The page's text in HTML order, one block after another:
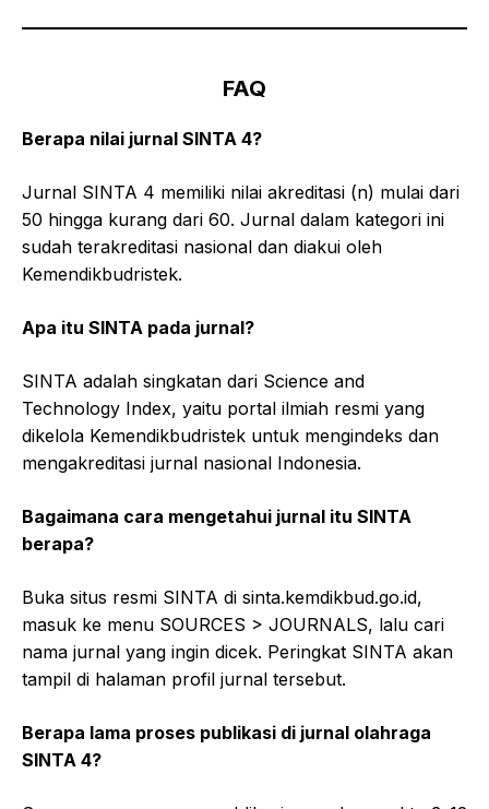
FAQ
Berapa nilai jurnal SINTA 4?
Jurnal SINTA 4 memiliki nilai akreditasi (n) mulai dari
50 hingga kurang dari 60. Jurnal dalam kategori ini
sudah terakreditasi nasional dan diakui oleh
Kemendikbudristek.
Apa itu SINTA pada jurnal?
SINTA adalah singkatan dari Science and
Technology Index, yaitu portal ilmiah resmi yang
dikelola Kemendikbudristek untuk mengindeks dan
mengakreditasi jurnal nasional Indonesia.
Bagaimana cara mengetahui jurnal itu SINTA
berapa?
Buka situs resmi SINTA di sinta.kemdikbud.go.id,
masuk ke menu SOURCES > JOURNALS, lalu cari
nama jurnal yang ingin dicek. Peringkat SINTA akan
tampil di halaman profil jurnal tersebut.
Berapa lama proses publikasi di jurnal olahraga
SINTA 4?